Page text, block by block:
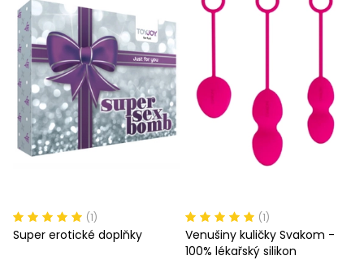
(1)
Super erotické doplňky
(1)
Venušiny kuličky Svakom -
100% lékařský silikon